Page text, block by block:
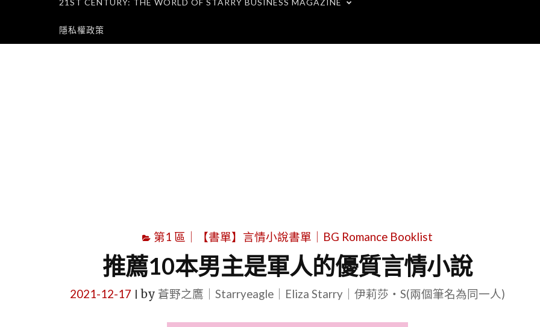
21ST CENTURY: THE WORLD OF STARRY BUSINESS MAGAZINE
隱私權政策
第1 區｜【書單】言情小說書單｜BG Romance Booklist
推薦10本男主是軍人的優質言情小說
2021-12-17 by 蒼野之鷹｜Starryeagle｜Eliza Starry｜伊莉莎・S(兩個筆名為同一人)